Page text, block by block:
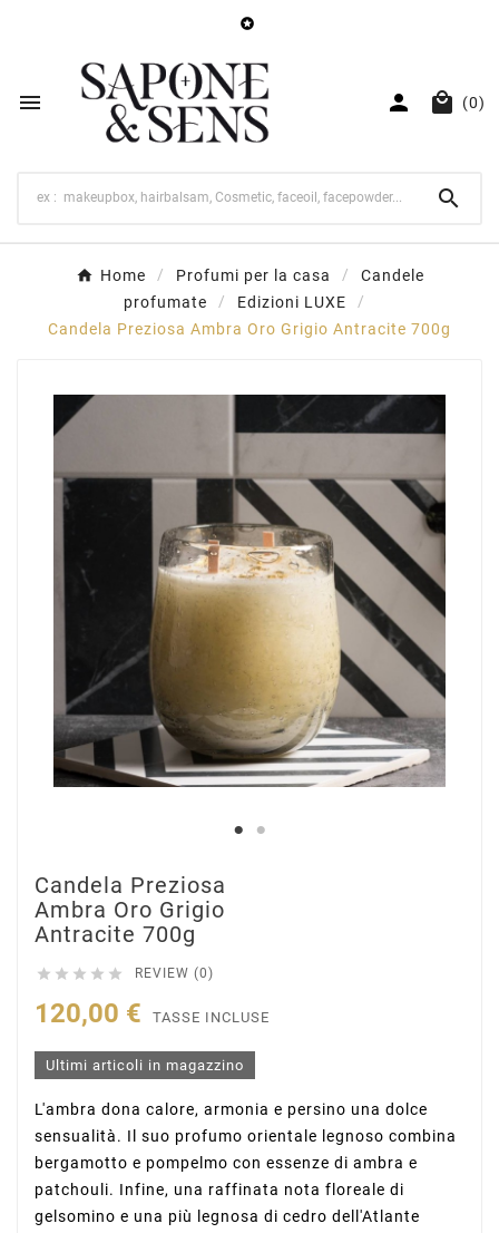

   (0)

Home Profumi per la casa
Candele
profumate
Edizioni LUXE
Candela Preziosa Ambra Oro Grigio Antracite 700g
Candela Preziosa
Ambra Oro Grigio
Antracite 700g
     REVIEW (0)
120,00 € TASSE INCLUSE
Ultimi articoli in magazzino
L'ambra dona calore, armonia e persino una dolce
sensualità. Il suo profumo orientale legnoso combina
bergamotto e pompelmo con essenze di ambra e
patchouli. Infine, una raffinata nota floreale di
gelsomino e una più legnosa di cedro dell'Atlante